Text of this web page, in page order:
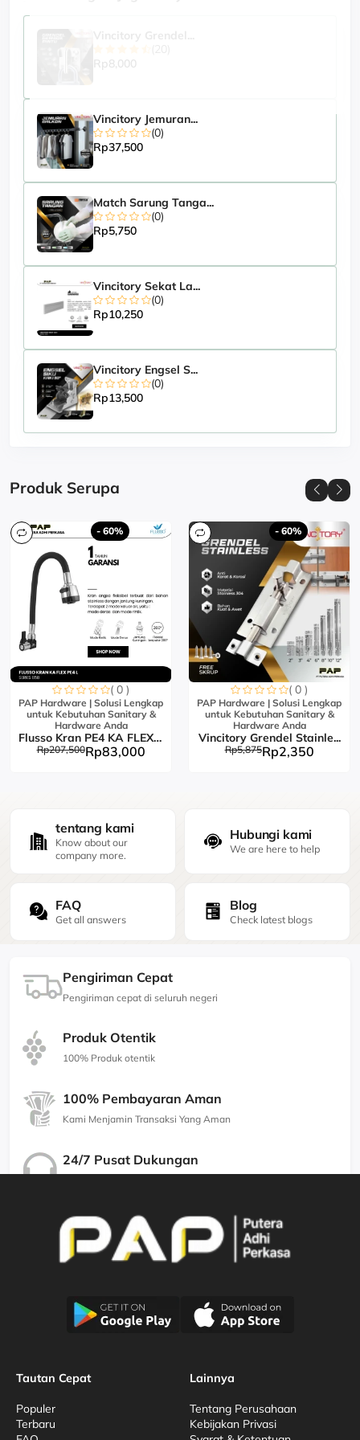
Rp8,000
Vincitory Jemuran...
(0)
Rp37,500
Match Sarung Tanga...
(0)
Rp5,750
Vincitory Sekat La...
(0)
Rp10,250
Vincitory Engsel S...
(0)
Rp13,500
Produk Serupa
- 60%
( 0 )
PAP Hardware | Solusi Lengkap
untuk Kebutuhan Sanitary &
Hardware Anda
Flusso Kran PE4 KA FLEX L...
Rp207,500Rp83,000
- 60%
( 0 )
PAP Hardware | Solusi Lengkap
untuk Kebutuhan Sanitary &
Hardware Anda
Vincitory Grendel Stainle...
Rp5,875Rp2,350
tentang kami
Know about our
company more.
Hubungi kami
We are here to help
FAQ
Get all answers
Blog
Check latest blogs
Pengiriman Cepat
Pengiriman cepat di seluruh negeri
Produk Otentik
100% Produk otentik
100% Pembayaran Aman
Kami Menjamin Transaksi Yang Aman
24/7 Pusat Dukungan
Tautan Cepat
Populer
Terbaru
Lainnya
Tentang Perusahaan
Kebijakan Privasi